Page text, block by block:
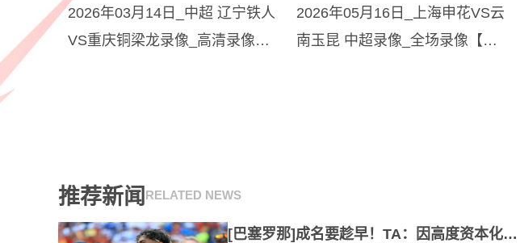
2026年03月14日_中超 辽宁铁人
VS重庆铜梁龙录像_高清录像
2026年05月16日_上海申花VS云
南玉昆 中超录像_全场录像【全
推荐新闻 RELATED NEWS
[巴塞罗那]成名要趁早！TA：因高度资本化和科学化，少年天才